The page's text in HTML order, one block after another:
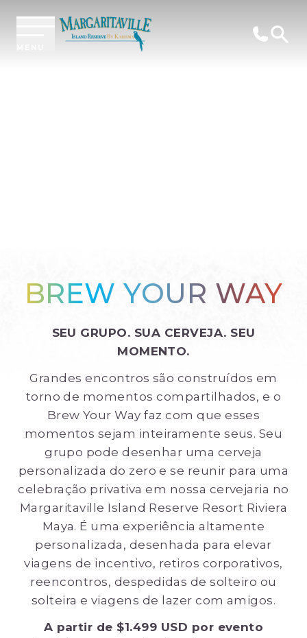
BREW YOUR WAY
SEU GRUPO. SUA CERVEJA. SEU
MOMENTO.
Grandes encontros são construídos em
torno de momentos compartilhados, e o
Brew Your Way faz com que esses
momentos sejam inteiramente seus. Seu
grupo pode desenhar uma cerveja
personalizada do zero e se reunir para uma
celebração privativa em nossa cervejaria no
Margaritaville Island Reserve Resort Riviera
Maya. É uma experiência altamente
personalizada, desenhada para elevar
viagens de incentivo, retiros corporativos,
reencontros, despedidas de solteiro ou
solteira e viagens de lazer com amigos.
A partir de $1.499 USD por evento